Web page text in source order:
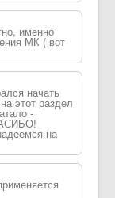
именно
МК ( вот
начать
этот раздел
-
на